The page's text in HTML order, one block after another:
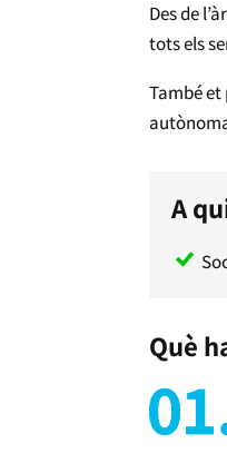
Des de
tots els
També
A
Què